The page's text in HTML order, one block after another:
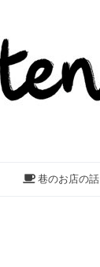
巷のお店の話